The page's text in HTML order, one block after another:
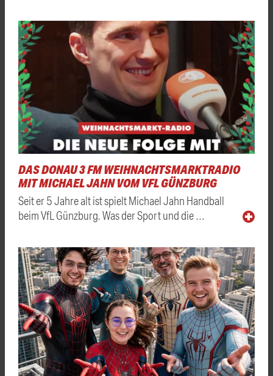
DAS DONAU 3 FM WEIHNACHTSMARKTRADIO
MIT MICHAEL JAHN VOM VFL GÜNZBURG
Seit er 5 Jahre alt ist spielt Michael Jahn Handball
beim VfL Günzburg. Was der Sport und die …